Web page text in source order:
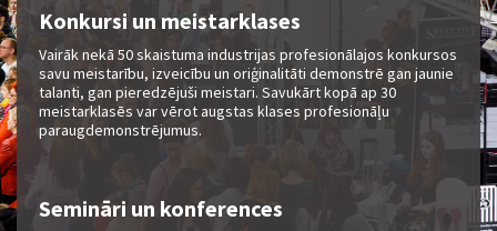
Konkursi un meistarklases
Vairāk nekā 50 skaistuma industrijas profesionālajos konkursos
savu meistarību, izveicību un oriģinalitāti demonstrē gan jaunie
talanti, gan pieredzējuši meistari. Savukārt kopā ap 30
meistarklasēs var vērot augstas klases profesionāļu
paraugdemonstrējumus.
Semināri un konferences